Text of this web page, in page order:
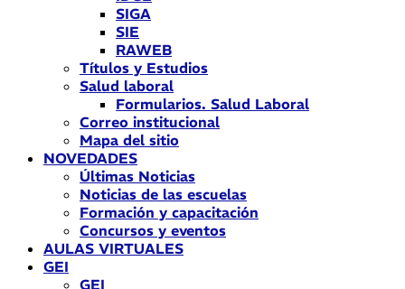
SIGA
SIE
RAWEB
Títulos y Estudios
Salud laboral
Formularios. Salud Laboral
Correo institucional
Mapa del sitio
NOVEDADES
Últimas Noticias
Noticias de las escuelas
Formación y capacitación
Concursos y eventos
AULAS VIRTUALES
GEI
GEI